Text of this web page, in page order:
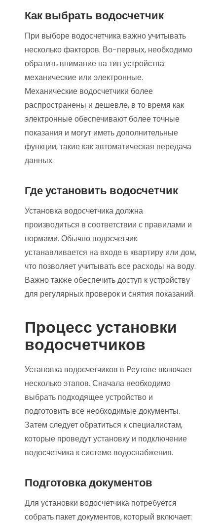
Как выбрать водосчетчик
При выборе водосчетчика важно учитывать
несколько факторов. Во-первых, необходимо
обратить внимание на тип устройства:
механические или электронные.
Механические водосчетчики более
распространены и дешевле, в то время как
электронные обеспечивают более точные
показания и могут иметь дополнительные
функции, такие как автоматическая передача
данных.
Где установить водосчетчик
Установка водосчетчика должна
производиться в соответствии с правилами и
нормами. Обычно водосчетчик
устанавливается на входе в квартиру или дом,
что позволяет учитывать все расходы на воду.
Важно также обеспечить доступ к устройству
для регулярных проверок и снятия показаний.
Процесс установки
водосчетчиков
Установка водосчетчиков в Реутове включает
несколько этапов. Сначала необходимо
выбрать подходящее устройство и
подготовить все необходимые документы.
Затем следует обратиться к специалистам,
которые проведут установку и подключение
водосчетчика к системе водоснабжения.
Подготовка документов
Для установки водосчетчика потребуется
собрать пакет документов, который включает: